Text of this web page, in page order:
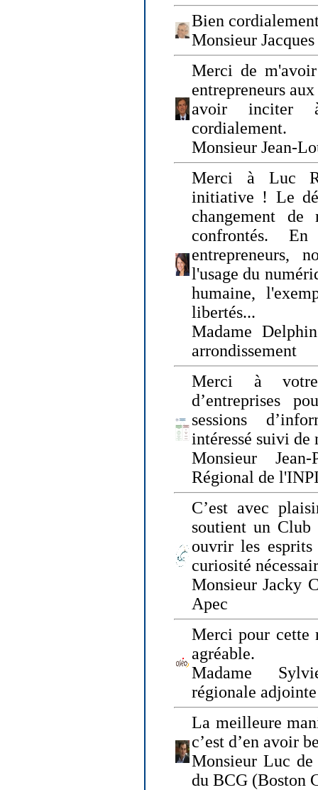
Bien
Monsieur
Merci de
entrepreneurs
avoir inciter
cordialement.
Monsieur Jean-
Merci à Luc
initiative ! Le
changement de
confrontés.
entrepreneurs,
l'usage du
humaine,
libertés...
Madame
arrondissement
Merci à
d’entreprises
sessions
intéressé suivi de
Monsieur
Régional de
C’est avec
soutient un Club
ouvrir les
curiosité
Monsieur Jacky
Apec
Merci pour cette
agréable.
Madame
régionale
La meilleure
c’est d’en avoir
Monsieur Luc de
du BCG (Boston